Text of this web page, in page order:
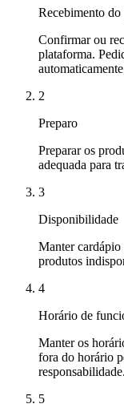
Recebimento do
Confirmar ou
plataforma.
2
Preparo
Preparar os
adequada para
3
Disponibilidade
Manter cardápio
produtos
4
Horário de
Manter os
fora do horário
responsabilidade.
5